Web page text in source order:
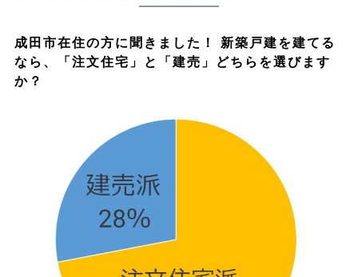
成田市在住の方に聞きました！ 新築戸建を建てる
なら、「注文住宅」と「建売」どちらを選びます
か？